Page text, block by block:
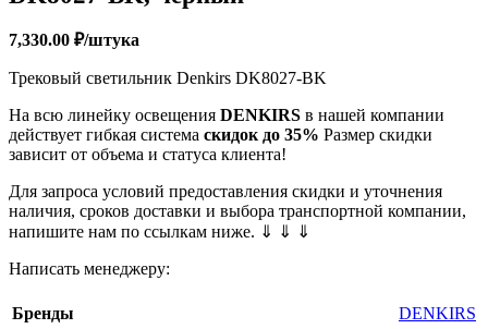
7,330.00 ₽/штука
Трековый светильник Denkirs DK8027-BK
На всю линейку освещения DENKIRS в нашей компании
действует гибкая система скидок до 35% Размер скидки
зависит от объема и статуса клиента!
Для запроса условий предоставления скидки и уточнения
наличия, сроков доставки и выбора транспортной компании,
напишите нам по ссылкам ниже. ⇓ ⇓ ⇓
Написать менеджеру:
Бренды DENKIRS